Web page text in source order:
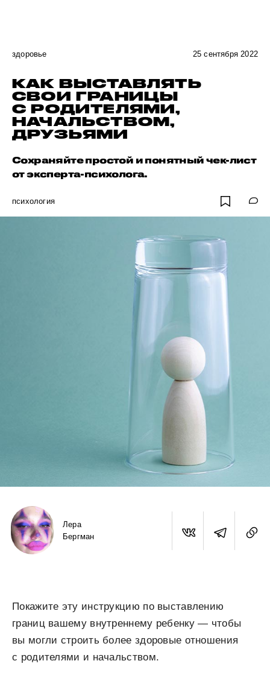
здоровье 25 сентября 2022
КАК ВЫСТАВЛЯТЬ
СВОИ ГРАНИЦЫ
С РОДИТЕЛЯМИ,
НАЧАЛЬСТВОМ,
ДРУЗЬЯМИ
Сохраняйте простой и понятный чек-лист
от эксперта-психолога.
психология
Лера
Бергман
Покажите эту инструкцию по выставлению
границ вашему внутреннему ребенку — чтобы
вы могли строить более здоровые отношения
с родителями и начальством.